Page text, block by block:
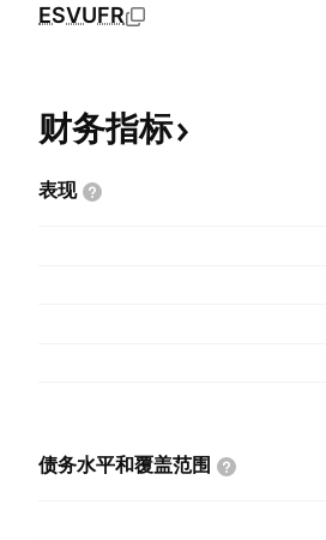
ESVUFR
财务指标
表现
债务水平和覆盖范围